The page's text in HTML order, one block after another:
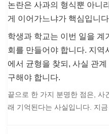
논란은 사과의 형식뿐 아니
게 이어가느냐가 핵심입니
학생과 학교는 이번 일을 계
회를 만들어야 합니다. 지역
에서 균형을 찾되, 사실 관
구해야 합니다.
끝으로 한 가지 분명한 점은, 사
래 기억된다는 사실입니다. 지